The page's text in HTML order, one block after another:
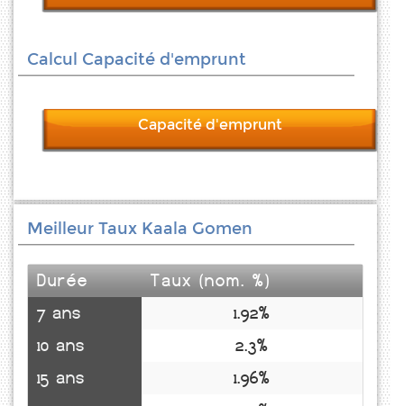
Calcul Capacité d'emprunt
Capacité d'emprunt
Meilleur Taux Kaala Gomen
Durée
Taux (nom. %)
7 ans
1.92%
10 ans
2.3%
15 ans
1.96%